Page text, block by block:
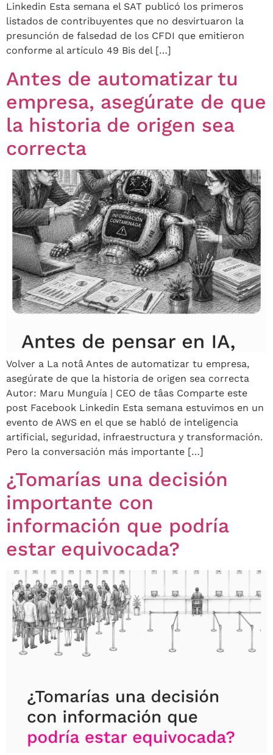
Linkedin Esta semana el SAT publicó los primeros
listados de contribuyentes que no desvirtuaron la
presunción de falsedad de los CFDI que emitieron
conforme al artículo 49 Bis del […]
Antes de automatizar tu
empresa, asegúrate de que
la historia de origen sea
correcta
Volver a La notâ Antes de automatizar tu empresa,
asegúrate de que la historia de origen sea correcta
Autor: Maru Munguía | CEO de tâas Comparte este
post Facebook Linkedin Esta semana estuvimos en un
evento de AWS en el que se habló de inteligencia
artificial, seguridad, infraestructura y transformación.
Pero la conversación más importante […]
¿Tomarías una decisión
importante con
información que podría
estar equivocada?